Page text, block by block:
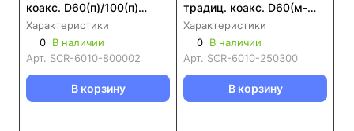
коакс. D60(п)/100(п)
БЕЛЫЙ узкий (SCR-6010-
800002)
Характеристики
0 В наличии
Арт. SCR-6010-800002
В корзину
традиц. коакс. D60(м-
м)/100(п-м)кроме
Immergas,Navien D75/100
(SCR-6010-250300)
Характеристики
0 В наличии
Арт. SCR-6010-250300
В корзину